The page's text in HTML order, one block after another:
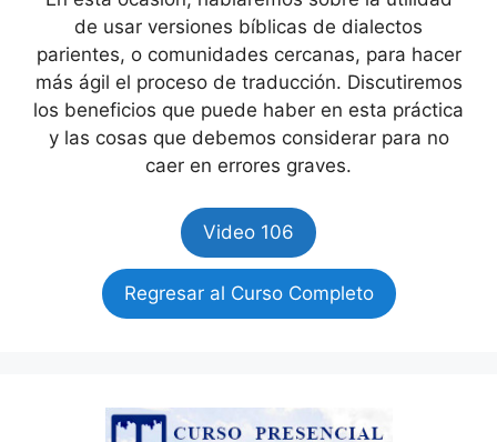
de usar versiones bíblicas de dialectos
parientes, o comunidades cercanas, para hacer
más ágil el proceso de traducción. Discutiremos
los beneficios que puede haber en esta práctica
y las cosas que debemos considerar para no
caer en errores graves.
Video 106
Regresar al Curso Completo